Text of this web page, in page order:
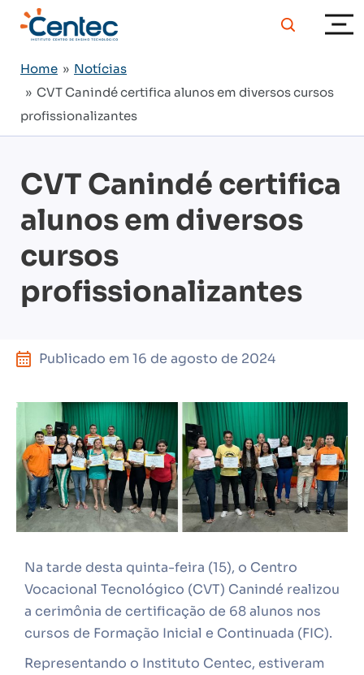
Home » Notícias
» CVT Canindé certifica alunos em diversos cursos
profissionalizantes
CVT Canindé certifica
alunos em diversos
cursos
profissionalizantes
Publicado em 16 de agosto de 2024
Na tarde desta quinta-feira (15), o Centro
Vocacional Tecnológico (CVT) Canindé realizou
a cerimônia de certificação de 68 alunos nos
cursos de Formação Inicial e Continuada (FIC).
Representando o Instituto Centec, estiveram